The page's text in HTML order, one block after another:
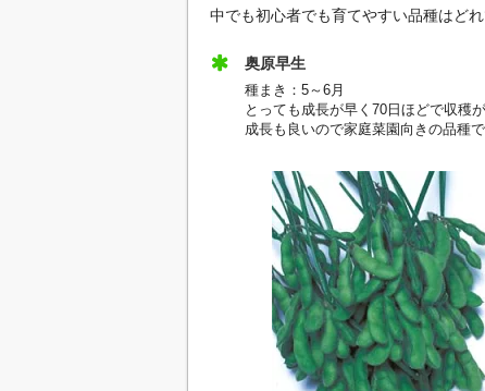
中でも初心者でも育てやすい品種はど
奥原早生
種まき：5～6月
とっても成長が早く70日ほどで収穫が
成長も良いので家庭菜園向きの品種で